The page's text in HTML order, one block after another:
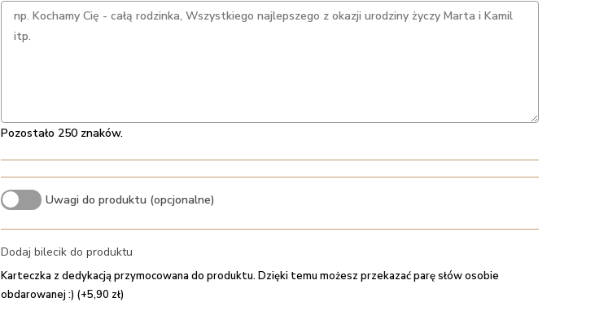
Pozostało 250 znaków.
Uwagi do produktu (opcjonalne)
Dodaj bilecik do produktu
Karteczka z dedykacją przymocowana do produktu. Dzięki temu możesz przekazać parę słów osobie
obdarowanej :) (+5,90 zł)